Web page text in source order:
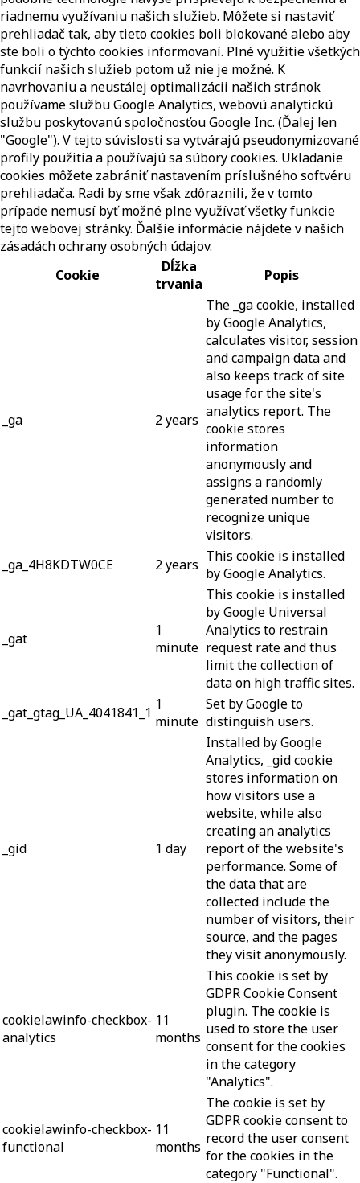
riadnemu využívaniu našich služieb. Môžete si nastaviť
prehliadač tak, aby tieto cookies boli blokované alebo aby
ste boli o týchto cookies informovaní. Plné využitie všetkých
funkcií našich služieb potom už nie je možné. K
navrhovaniu a neustálej optimalizácii našich stránok
používame službu Google Analytics, webovú analytickú
službu poskytovanú spoločnosťou Google Inc. (Ďalej len
"Google"). V tejto súvislosti sa vytvárajú pseudonymizované
profily použitia a používajú sa súbory cookies. Ukladanie
cookies môžete zabrániť nastavením príslušného softvéru
prehliadača. Radi by sme však zdôraznili, že v tomto
prípade nemusí byť možné plne využívať všetky funkcie
tejto webovej stránky. Ďalšie informácie nájdete v našich
zásadách ochrany osobných údajov.
Cookie
Dĺžka
trvania
Popis
_ga 2 years
The _ga cookie, installed
by Google Analytics,
calculates visitor, session
and campaign data and
also keeps track of site
usage for the site's
analytics report. The
cookie stores
information
anonymously and
assigns a randomly
generated number to
recognize unique
visitors.
_ga_4H8KDTW0CE
2 years This cookie is installed
by Google Analytics.
_gat
1
minute
This cookie is installed
by Google Universal
Analytics to restrain
request rate and thus
limit the collection of
data on high traffic sites.
_gat_gtag_UA_4041841_1 1
minute
Set by Google to
distinguish users.
_gid 1 day
Installed by Google
Analytics, _gid cookie
stores information on
how visitors use a
website, while also
creating an analytics
report of the website's
performance. Some of
the data that are
collected include the
number of visitors, their
source, and the pages
they visit anonymously.
cookielawinfo-checkbox-
analytics
11
months
This cookie is set by
GDPR Cookie Consent
plugin. The cookie is
used to store the user
consent for the cookies
in the category
"Analytics".
cookielawinfo-checkbox-
functional
11
months
The cookie is set by
GDPR cookie consent to
record the user consent
for the cookies in the
category "Functional".